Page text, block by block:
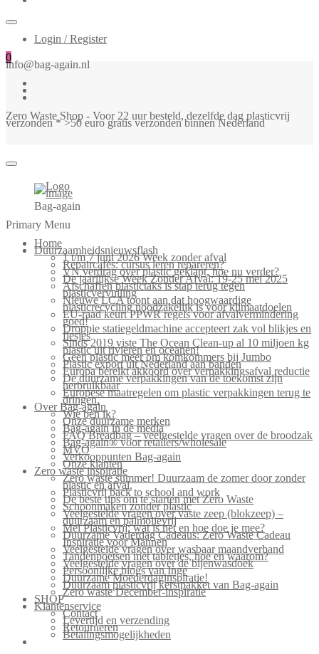
Login / Register
0
info@bag-again.nl
Zero Waste Shop - Voor 22 uur besteld, dezelfde dag plasticvrij
verzonden * >50 euro gratis verzonden binnen Nederland
Bag-again
Primary Menu
Home
Duurzaamheidsnieuwsflash
1 t/m 7 juni 2026 Week zonder afval
Repaircafés: cursus leren repareren?
VN verdrag over plastic geklapt, hoe nu verder?
De jaarlijkse Week Zonder Afval: 19-25 mei 2025
Afschaffen plastictaks is stap terug tegen
plasticvervuiling
Nieuwe LCA toont aan dat hoogwaardige
plasticrecycling noodzakelijk is voor klimaatdoelen
EU-raad keurt PPWR regels voor afvalvermindering
goed!
Droppie statiegeldmachine accepteert zak vol blikjes en
flesjes
Sinds 2019 viste The Ocean Clean-up al 10 miljoen kg
plastic uit rivieren en oceanen!
Geen plastic meer om komkommers bij Jumbo
Plastic export uit Nederland aan banden
Europa bereikt akkoord over verpakkingsafval reductie
De duurzame verpakkingen van de toekomst zijn
herbruikbaar
Europese maatregelen om plastic verpakkingen terug te
dringen.
Over Bag-again
Wie ben ik?
Onze duurzame merken
Bag-again in de media
FAQ Breadbag – veelgestelde vragen over de broodzak
Bag-again® voor retailers/wholesale
MVO
Verkooppunten Bag-again
Onze klanten
Zero waste inspiratie
Zero waste summer! Duurzaam de zomer door zonder
plastic en afval.
Plasticvrij back to school and work
De beste tips om te starten met Zero Waste
Schoonmaken zonder plastic
Veelgestelde vragen over vaste zeep (blokzeep) –
duurzaam en palmolievrij
Mei Plasticvrij: wat is het en hoe doe je mee?
Duurzame Vaderdag Cadeaus: Zero Waste Cadeau
Inspiratie voor Mannen
Veelgestelde vragen over wasbaar maandverband
Tandenpoetsen met tabletjes, hoe en waarom?
Veelgestelde vragen over de bijenwasdoek
Persoonlijke blogs van Inge
Duurzame Moederdaginspiratie!
Duurzaam plasticvrij kerstpakket van Bag-again
Zero waste December-inspiratie
SHOP
Klantenservice
Contact
Levertijd en verzending
Retourneren
Betalingsmogelijkheden